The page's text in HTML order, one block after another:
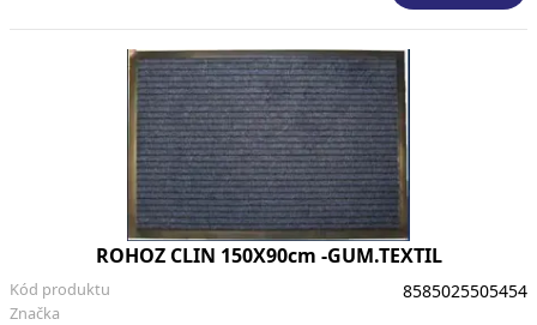
ROHOZ CLIN 150X90cm -GUM.TEXTIL
Značka
Kód produktu 8585025505454